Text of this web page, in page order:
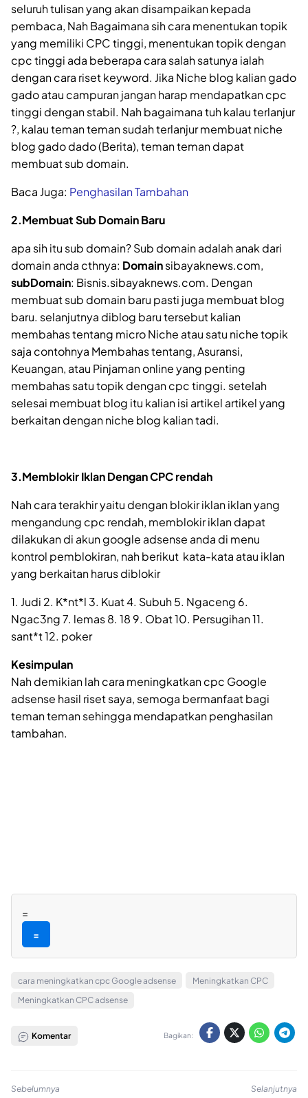
seluruh tulisan yang akan disampaikan kepada
pembaca, Nah Bagaimana sih cara menentukan topik
yang memiliki CPC tinggi, menentukan topik dengan
cpc tinggi ada beberapa cara salah satunya ialah
dengan cara riset keyword. Jika Niche blog kalian gado
gado atau campuran jangan harap mendapatkan cpc
tinggi dengan stabil. Nah bagaimana tuh kalau terlanjur
?, kalau teman teman sudah terlanjur membuat niche
blog gado dado (Berita), teman teman dapat
membuat sub domain.
Baca Juga: Penghasilan Tambahan
2.Membuat Sub Domain Baru
apa sih itu sub domain? Sub domain adalah anak dari
domain anda cthnya: Domainsibayaknews.com,
subDomain: Bisnis.sibayaknews.com. Dengan
membuat sub domain baru pasti juga membuat blog
baru. selanjutnya diblog baru tersebut kalian
membahas tentang micro Niche atau satu niche topik
saja contohnya Membahas tentang, Asuransi,
Keuangan, atau Pinjaman online yang penting
membahas satu topik dengan cpc tinggi. setelah
selesai membuat blog itu kalian isi artikel artikel yang
berkaitan dengan niche blog kalian tadi.
3.Memblokir Iklan Dengan CPC rendah
Nah cara terakhir yaitu dengan blokir iklan iklan yang
mengandung cpc rendah, memblokir iklan dapat
dilakukan di akun google adsense anda di menu
kontrol pemblokiran, nah berikut kata-kata atau iklan
yang berkaitan harus diblokir
1. Judi 2. K*nt*l 3. Kuat 4. Subuh 5. Ngaceng 6.
Ngac3ng 7. lemas 8. 18 9. Obat 10. Persugihan 11.
sant*t 12. poker
Kesimpulan
Nah demikian lah cara meningkatkan cpc Google
adsense hasil riset saya, semoga bermanfaat bagi
teman teman sehingga mendapatkan penghasilan
tambahan.
=
=
cara meningkatkan cpc Google adsense
Meningkatkan CPC
Meningkatkan CPC adsense
Komentar Bagikan:
Sebelumnya Selanjutnya